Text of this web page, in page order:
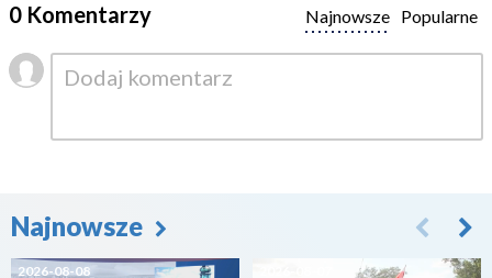
0 Komentarzy Popularne
Najnowsze
Najnowsze
2026-08-08